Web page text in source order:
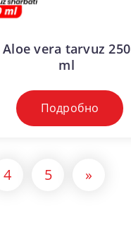
Aloe vera tarvuz 250
ml
Подробно
4 5 »